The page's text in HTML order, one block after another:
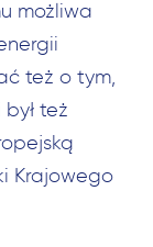
możliwa
też o tym,
też
Krajowego